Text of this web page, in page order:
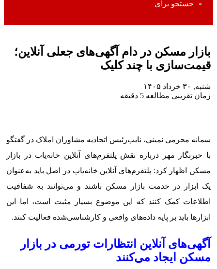
جستجو برای
بازار مسکن در دام آگهی‌های جعلی آنلاین؛
قیمت‌سازی با چند کلیک
شنبه, ۳۰ خرداد ۱۴۰۵
زمان تقریبی مطالعه 5 دقیقه
سمانه محرمی نمینی، نایب‌رئیس اتحادیه مشاوران املاک در گفتگو
با خبرنگار مهر درباره نقش پلتفرم‌های آنلاین خانه‌یاب در بازار
مسکن اظهار کرد: پلتفرم‌های آنلاین خانه‌یاب در اصل باید به‌عنوان
یک ابزار در خدمت بازار مسکن باشند و می‌توانند به شفافیت
اطلاعات کمک کنند که این موضوع بسیار مثبت است، اما این
ابزارها باید بر پایه داده‌های واقعی و کارشناسی‌شده فعالیت کنند.
آگهی‌های آنلاین انتظارات تورمی در بازار
مسکن ایجاد می‌کنند